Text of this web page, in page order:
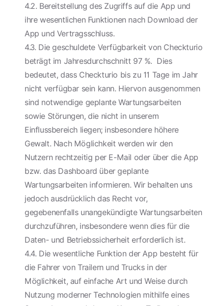
4.2. Bereitstellung des Zugriffs auf die App und
ihre wesentlichen Funktionen nach Download der
App und Vertragsschluss.
4.3. Die geschuldete Verfügbarkeit von Checkturio
beträgt im Jahresdurchschnitt 97 %. Dies
bedeutet, dass Checkturio bis zu 11 Tage im Jahr
nicht verfügbar sein kann. Hiervon ausgenommen
sind notwendige geplante Wartungsarbeiten
sowie Störungen, die nicht in unserem
Einflussbereich liegen; insbesondere höhere
Gewalt. Nach Möglichkeit werden wir den
Nutzern rechtzeitig per E-Mail oder über die App
bzw. das Dashboard über geplante
Wartungsarbeiten informieren. Wir behalten uns
jedoch ausdrücklich das Recht vor,
gegebenenfalls unangekündigte Wartungsarbeiten
durchzuführen, insbesondere wenn dies für die
Daten- und Betriebssicherheit erforderlich ist.
4.4. Die wesentliche Funktion der App besteht für
die Fahrer von Trailern und Trucks in der
Möglichkeit, auf einfache Art und Weise durch
Nutzung moderner Technologien mithilfe eines